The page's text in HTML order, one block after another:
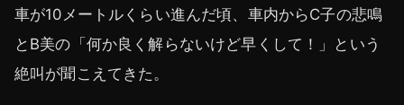
車が10メートルくらい進んだ頃、車内からC子の悲鳴
とB美の「何か良く解らないけど早くして！」という
絶叫が聞こえてきた。